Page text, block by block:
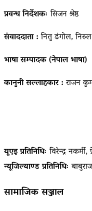
प्रवन्ध निर्देशकःसिजन श्रेष्ठ
संवाददाता :नितु डंगोल,
भाषा सम्पादक (नेपाल
कानुनी सल्लाहकार :राजन
यूएइ प्रतिनिधिः विरेन्द्र
न्यूजिल्याण्ड प्रतिनिधिः
सामाजिक सञ्जाल